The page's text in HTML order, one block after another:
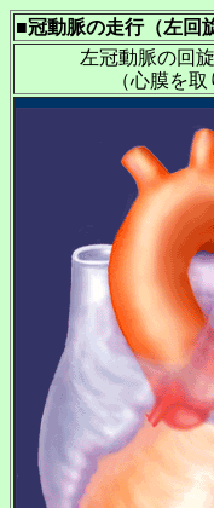
■冠動脈の走行（左回
左冠動脈の回
（心膜を取